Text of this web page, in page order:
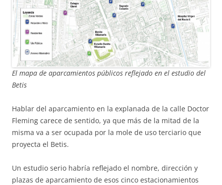
El mapa de aparcamientos públicos reflejado en el estudio del
Betis
Hablar del aparcamiento en la explanada de la calle Doctor
Fleming carece de sentido, ya que más de la mitad de la
misma va a ser ocupada por la mole de uso terciario que
proyecta el Betis.
Un estudio serio habría reflejado el nombre, dirección y
plazas de aparcamiento de esos cinco estacionamientos